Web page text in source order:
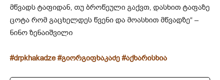
მწვადს ტაფიდან, თუ ბროწეული გაქვთ, დასხით ტაფაზე
ცოტა რომ გაცხელდეს წვენი და მოასხით მწვადზე“ –
ნინო ზენაიშვილი
#drpkhakadze #გიორგიფხაკაძე #აქხარისხია